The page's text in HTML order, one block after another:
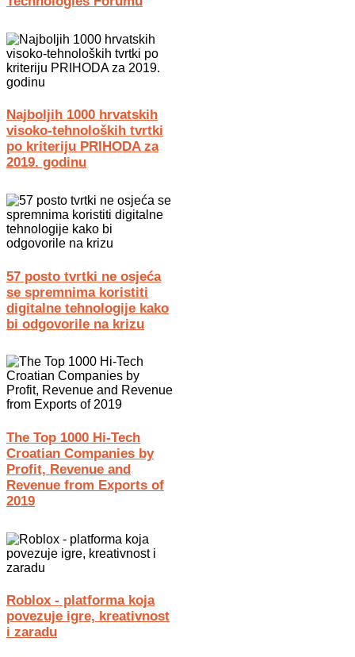
Najboljih 1000 hrvatskih
visoko-tehnoloških tvrtki
po kriteriju PRIHODA za
2019. godinu
57 posto tvrtki ne osjeća
se spremnima koristiti
digitalne tehnologije kako
bi odgovorile na krizu
The Top 1000 Hi-Tech
Croatian Companies by
Profit, Revenue and
Revenue from Exports of
2019
Roblox - platforma koja
povezuje igre, kreativnost
i zaradu